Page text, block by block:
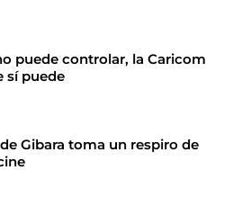
puede controlar, la Caricom
sí puede
Gibara toma un respiro de